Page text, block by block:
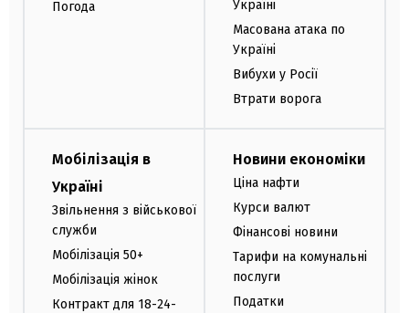
Погода
Україні
Масована атака по
Україні
Вибухи у Росії
Втрати ворога
Мобілізація в
Україні
Звільнення з військової
служби
Мобілізація 50+
Мобілізація жінок
Контракт для 18-24-
Новини економіки
Ціна нафти
Курси валют
Фінансові новини
Тарифи на комунальні
послуги
Податки